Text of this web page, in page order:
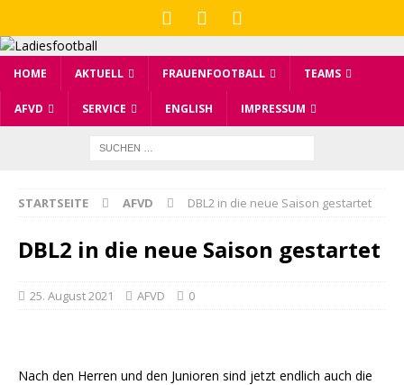
HOME AKTUELL FRAUENFOOTBALL TEAMS
AFVD SERVICE ENGLISH IMPRESSUM
STARTSEITE AFVD DBL2 in die neue Saison gestartet
DBL2 in die neue Saison gestartet
25. August 2021 AFVD 0
Nach den Herren und den Junioren sind jetzt endlich auch die